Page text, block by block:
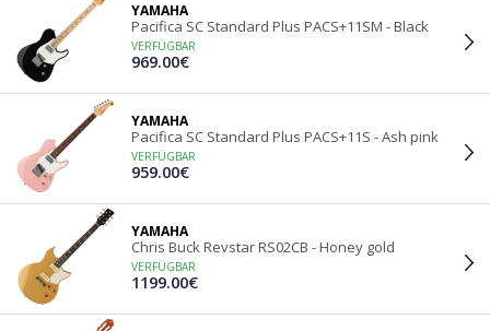
YAMAHA
Pacifica SC Standard Plus PACS+11SM - Black
VERFÜGBAR
969.00€
YAMAHA
Pacifica SC Standard Plus PACS+11S - Ash pink
VERFÜGBAR
959.00€
YAMAHA
Chris Buck Revstar RS02CB - Honey gold
VERFÜGBAR
1199.00€